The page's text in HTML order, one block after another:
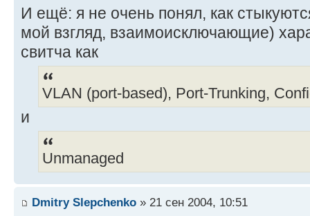
И ещё: я не очень понял, как
мой взгляд, взаимоисключающие)
свитча как
VLAN (port-based), Port-Trunking,
и
Unmanaged
Dmitry Slepchenko » 21 сен 2004, 10:51